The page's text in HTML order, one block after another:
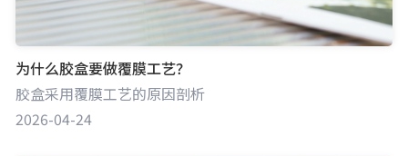
为什么胶盒要做覆膜工艺？
胶盒采用覆膜工艺的原因剖析
2026-04-24